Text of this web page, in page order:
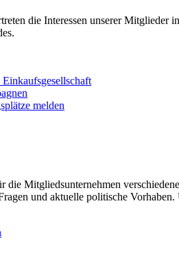
die Interessen unserer
melden
die Mitgliedsunternehmen
und aktuelle politische